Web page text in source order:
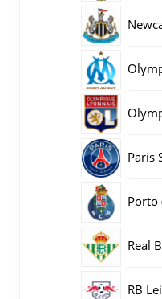
Paris
Porto
Real
RB